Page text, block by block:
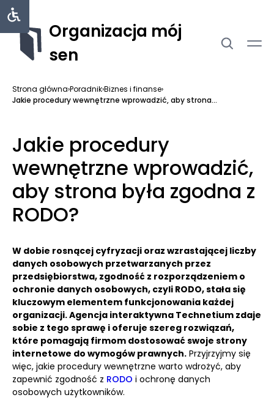
Organizacja mój
sen
Strona główna›Poradnik›Biznes i finanse›
Jakie procedury wewnętrzne wprowadzić, aby strona...
Jakie procedury
wewnętrzne wprowadzić,
aby strona była zgodna z
RODO?
W dobie rosnącej cyfryzacji oraz wzrastającej liczby
danych osobowych przetwarzanych przez
przedsiębiorstwa, zgodność z rozporządzeniem o
ochronie danych osobowych, czyli RODO, stała się
kluczowym elementem funkcjonowania każdej
organizacji.Agencja interaktywna Technetium zdaje
sobie z tego sprawę i oferuje szereg rozwiązań,
które pomagają firmom dostosować swoje strony
internetowe do wymogów prawnych. Przyjrzyjmy się
więc, jakie procedury wewnętrzne warto wdrożyć, aby
zapewnić zgodność z RODO i ochronę danych
osobowych użytkowników.